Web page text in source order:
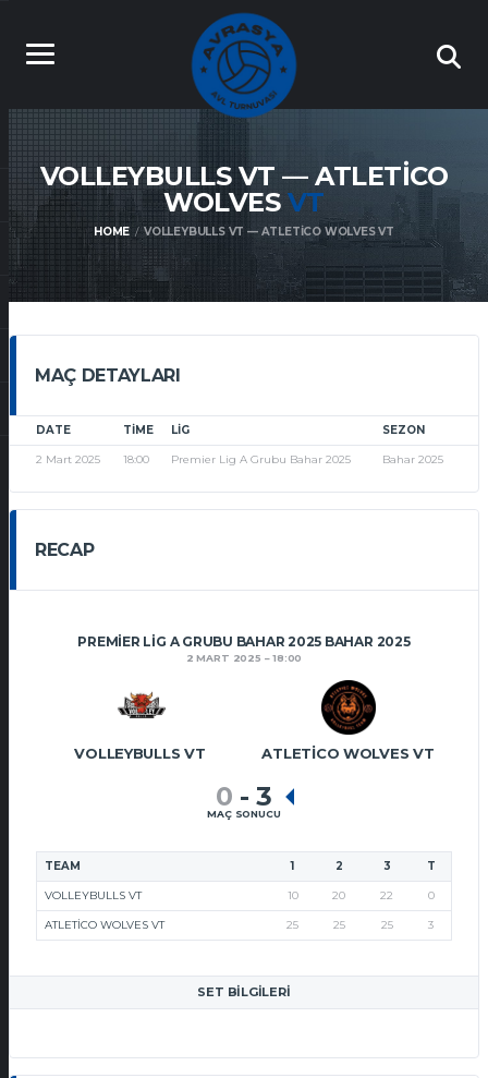
VOLLEYBULLS VT — ATLETICO
WOLVES VT
HOME VOLLEYBULLS VT — ATLETICO WOLVES VT
MAÇ DETAYLARI
DATE TIME LIG SEZON
2 Mart 2025 18:00 Premier Lig A Grubu Bahar 2025 Bahar 2025
RECAP
PREMIER LIG A GRUBU BAHAR 2025 BAHAR 2025
2 MART 2025 18:00
VOLLEYBULLS VT ATLETICO WOLVES VT
0 - 3
MAÇ SONUCU
TEAM 1 2 3 T
VOLLEYBULLS VT 10 20 22 0
ATLETICO WOLVES VT 25 25 25 3
SET BILGILERI